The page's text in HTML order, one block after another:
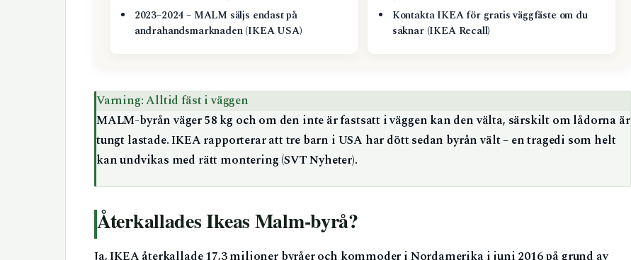
2023–2024 – MALM säljs endast på
andrahandsmarknaden (IKEA USA)
Kontakta IKEA för gratis väggfäste om du
saknar (IKEA Recall)
Varning: Alltid fäst i väggen
MALM-byrån väger 58 kg och om den inte är fastsatt i väggen kan den välta, särskilt om lådorna är
tungt lastade. IKEA rapporterar att tre barn i USA har dött sedan byrån vält – en tragedi som helt
kan undvikas med rätt montering (SVT Nyheter).
Återkallades Ikeas Malm-byrå?